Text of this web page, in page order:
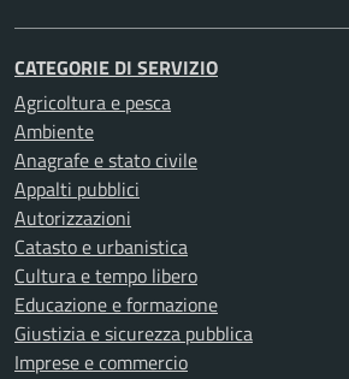
CATEGORIE DI SERVIZIO
Agricoltura e pesca
Ambiente
Anagrafe e stato civile
Appalti pubblici
Autorizzazioni
Catasto e urbanistica
Cultura e tempo libero
Educazione e formazione
Giustizia e sicurezza pubblica
Imprese e commercio